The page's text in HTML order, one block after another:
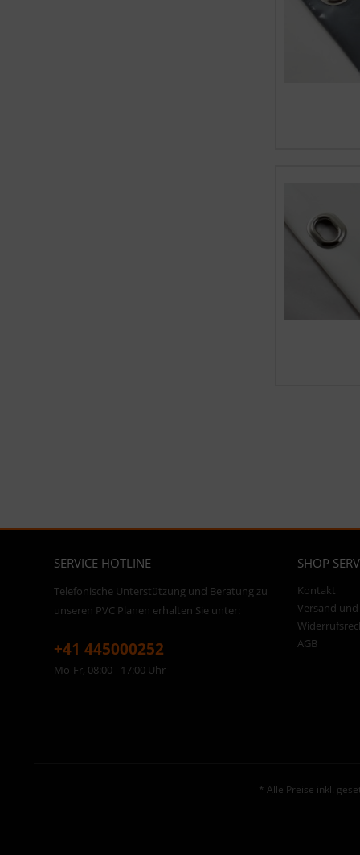
SERVICE HOTLINE
Telefonische Unterstützung und Beratung zu
unseren PVC Planen erhalten Sie unter:
+41 445000252
Mo-Fr, 08:00 - 17:00 Uhr
SHOP
Kontakt
Versand
AGB
* Alle Preise inkl.